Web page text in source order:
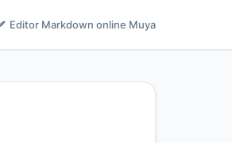
Editor Markdown online Muya